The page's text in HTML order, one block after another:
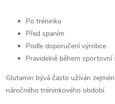
Po tréninku
Před spaním
Podle doporučení výrobce
Pravidelně během sportovní
Glutamin bývá často užíván
náročného tréninkového období.